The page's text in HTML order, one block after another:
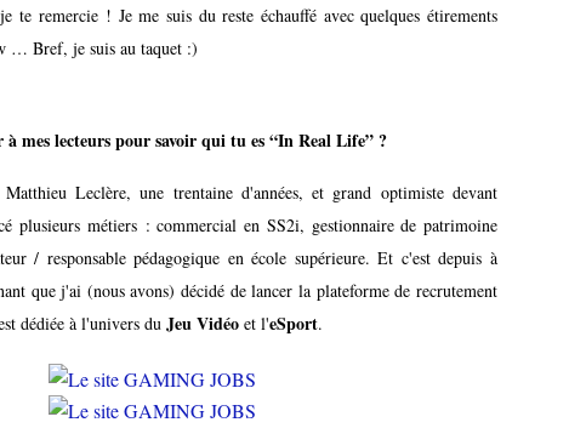
te remercie ! Je me suis du reste échauffé avec quelques étirements
… Bref, je suis au taquet :)
à mes lecteurs pour savoir qui tu es “In Real Life” ?
Leclère, une trentaine d'années, et grand optimiste devant
plusieurs métiers : commercial en SS2i, gestionnaire de patrimoine
/ responsable pédagogique en école supérieure. Et c'est depuis à
que j'ai (nous avons) décidé de lancer la plateforme de recrutement
dédiée à l'univers du Jeu Vidéo et l'eSport.